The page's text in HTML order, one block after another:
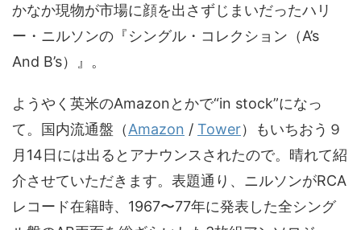
かなか現物が市場に顔を出さずじまいだったハリ
ー・ニルソンの『シングル・コレクション（A’s
And B’s）』。
ようやく英米のAmazonとかで“in stock”になっ
て。国内流通盤（Amazon / Tower）もいちおう９
月14日には出るとアナウンスされたので。晴れて紹
介させていただきます。表題通り、ニルソンがRCA
レコード在籍時、1967〜77年に発表した全シング